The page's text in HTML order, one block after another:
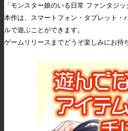
「モンスター娘のいる日常 ファンタジ
本作は、スマートフォン・タブレット
ルで遊ぶことができます。
ゲームリリースまでどうぞ楽しみにお待